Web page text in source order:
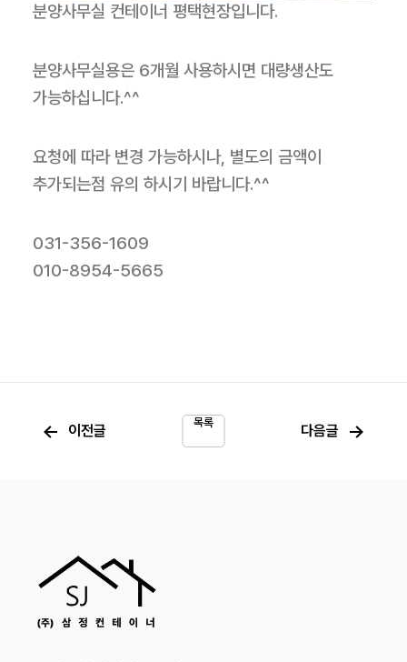
분양사무실 컨테이너 평택현장입니다.
분양사무실용은 6개월 사용하시면 대량생산도
가능하십니다.^^
요청에 따라 변경 가능하시나, 별도의 금액이
추가되는점 유의 하시기 바랍니다.^^
031-356-1609
010-8954-5665
목록
← 이전글 다음글 →